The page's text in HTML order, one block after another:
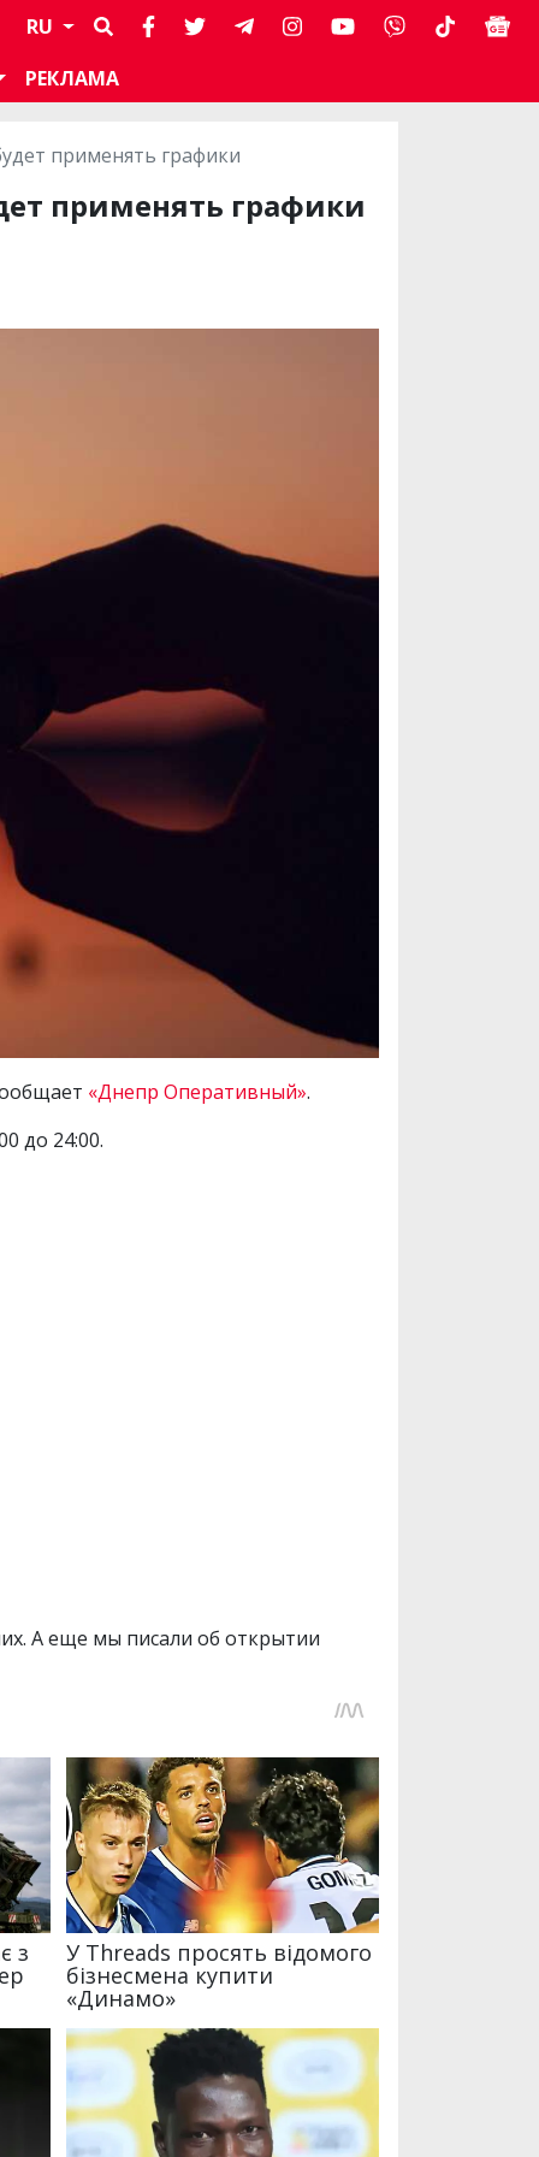
RU
РЕКЛАМА
применять графики
применять графики
«Днепр Оперативный».
до 24:00.
А еще мы писали об открытии